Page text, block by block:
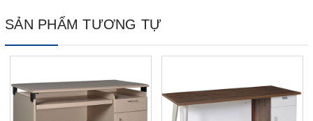
SẢN PHẨM TƯƠNG TỰ